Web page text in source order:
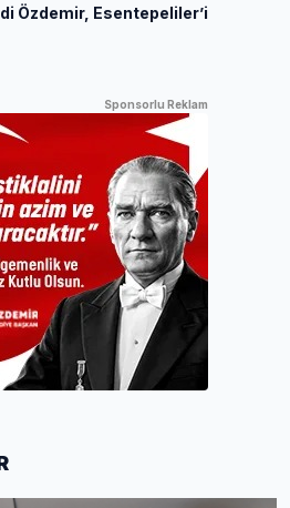
Özdemir, Esentepeliler’i
Sponsorlu Reklam